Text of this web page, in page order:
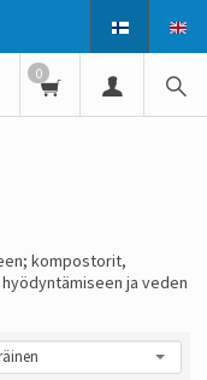
0
kompostorit,
ja veden